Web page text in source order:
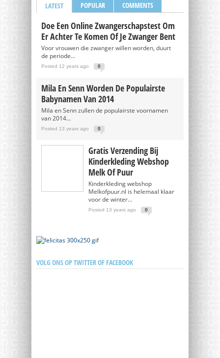
LATEST POPULAR COMMENTS
Doe Een Online Zwangerschapstest Om
Er Achter Te Komen Of Je Zwanger Bent
Voor vrouwen die zwanger willen worden, duurt
de periode...
Posted 12 years ago 0
Mila En Senn Worden De Populairste
Babynamen Van 2014
Mila en Senn zullen de populairste voornamen
van 2014...
Posted 13 years ago 0
Gratis Verzending Bij
Kinderkleding Webshop
Melk Of Puur
Kinderkleding webshop
Melkofpuur.nl is helemaal klaar
voor de winter...
Posted 13 years ago 0
VOLG ONS OP TWITTER OF FACEBOOK